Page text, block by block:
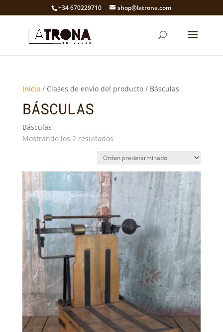
+34 670229710 shop@latrona.com
Inicio/ Clases de envío del producto / Básculas
BÁSCULAS
Básculas
Mostrando los 2 resultados